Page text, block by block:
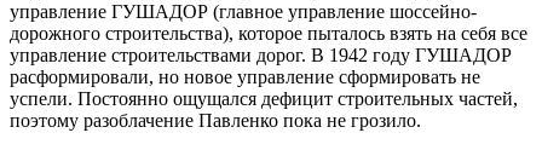
управление ГУШАДОР (главное управление шоссейно-
дорожного строительства), которое пыталось взять на себя все
управление строительствами дорог. В 1942 году ГУШАДОР
расформировали, но новое управление сформировать не
успели. Постоянно ощущался дефицит строительных частей,
поэтому разоблачение Павленко пока не грозило.